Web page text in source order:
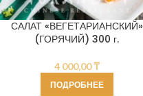
САЛАТ «ВЕГЕТАРИАНСКИЙ»
(ГОРЯЧИЙ) 300 г.
4 000,00₸
ПОДРОБНЕЕ